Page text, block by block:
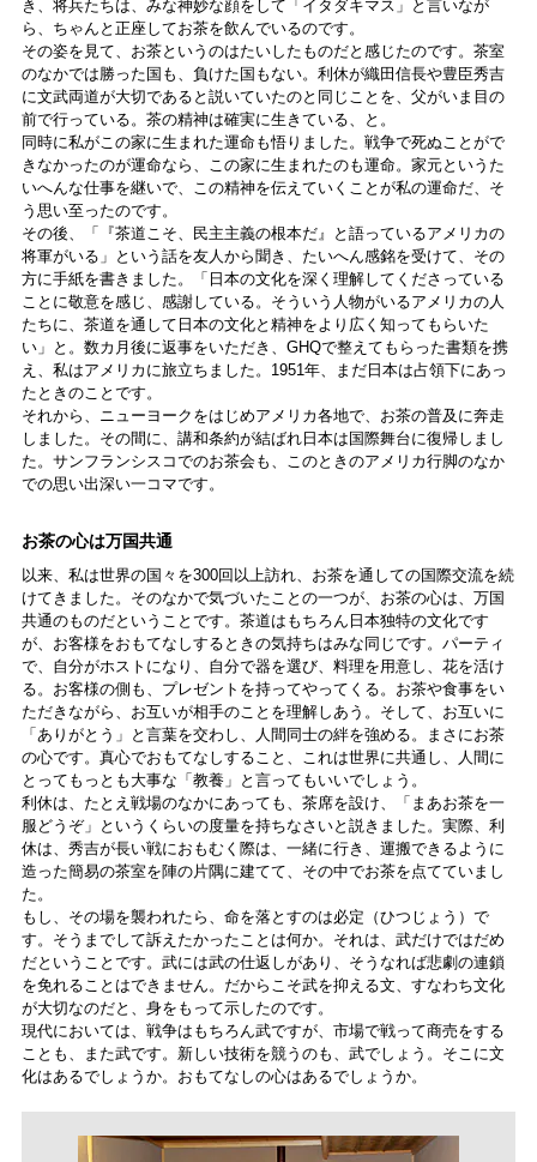
き、将兵たちは、みな神妙な顔をして「イタダキマス」と言いなが
ら、ちゃんと正座してお茶を飲んでいるのです。
その姿を見て、お茶というのはたいしたものだと感じたのです。茶室
のなかでは勝った国も、負けた国もない。利休が織田信長や豊臣秀吉
に文武両道が大切であると説いていたのと同じことを、父がいま目の
前で行っている。茶の精神は確実に生きている、と。
同時に私がこの家に生まれた運命も悟りました。戦争で死ぬことがで
きなかったのが運命なら、この家に生まれたのも運命。家元というた
いへんな仕事を継いで、この精神を伝えていくことが私の運命だ、そ
う思い至ったのです。
その後、「『茶道こそ、民主主義の根本だ』と語っているアメリカの
将軍がいる」という話を友人から聞き、たいへん感銘を受けて、その
方に手紙を書きました。「日本の文化を深く理解してくださっている
ことに敬意を感じ、感謝している。そういう人物がいるアメリカの人
たちに、茶道を通して日本の文化と精神をより広く知ってもらいた
い」と。数カ月後に返事をいただき、GHQで整えてもらった書類を携
え、私はアメリカに旅立ちました。1951年、まだ日本は占領下にあっ
たときのことです。
それから、ニューヨークをはじめアメリカ各地で、お茶の普及に奔走
しました。その間に、講和条約が結ばれ日本は国際舞台に復帰しまし
た。サンフランシスコでのお茶会も、このときのアメリカ行脚のなか
での思い出深い一コマです。
お茶の心は万国共通
以来、私は世界の国々を300回以上訪れ、お茶を通しての国際交流を続
けてきました。そのなかで気づいたことの一つが、お茶の心は、万国
共通のものだということです。茶道はもちろん日本独特の文化です
が、お客様をおもてなしするときの気持ちはみな同じです。パーティ
で、自分がホストになり、自分で器を選び、料理を用意し、花を活け
る。お客様の側も、プレゼントを持ってやってくる。お茶や食事をい
ただきながら、お互いが相手のことを理解しあう。そして、お互いに
「ありがとう」と言葉を交わし、人間同士の絆を強める。まさにお茶
の心です。真心でおもてなしすること、これは世界に共通し、人間に
とってもっとも大事な「教養」と言ってもいいでしょう。
利休は、たとえ戦場のなかにあっても、茶席を設け、「まあお茶を一
服どうぞ」というくらいの度量を持ちなさいと説きました。実際、利
休は、秀吉が長い戦におもむく際は、一緒に行き、運搬できるように
造った簡易の茶室を陣の片隅に建てて、その中でお茶を点てていまし
た。
もし、その場を襲われたら、命を落とすのは必定（ひつじょう）で
す。そうまでして訴えたかったことは何か。それは、武だけではだめ
だということです。武には武の仕返しがあり、そうなれば悲劇の連鎖
を免れることはできません。だからこそ武を抑える文、すなわち文化
が大切なのだと、身をもって示したのです。
現代においては、戦争はもちろん武ですが、市場で戦って商売をする
ことも、また武です。新しい技術を競うのも、武でしょう。そこに文
化はあるでしょうか。おもてなしの心はあるでしょうか。